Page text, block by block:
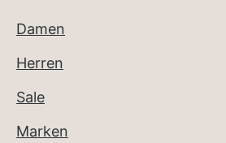
Damen
Herren
Sale
Marken